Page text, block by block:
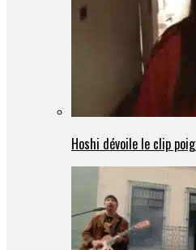
Hoshi dévoile le clip